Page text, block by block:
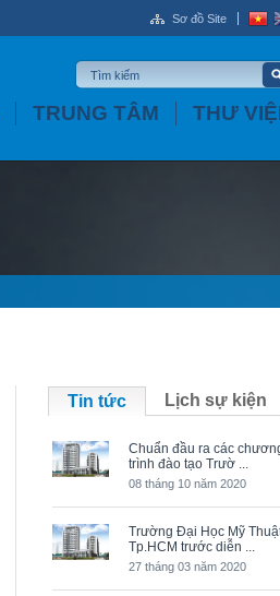
Sơ đồ Site
THƯ
TRUNG TÂM
Tin tức Lịch sự kiện
Chuẩn đầu ra các
trình đào tạo Trườ ...
08 tháng 10 năm 2020
Trường Đại Học Mỹ
Tp.HCM trước diễn ...
27 tháng 03 năm 2020